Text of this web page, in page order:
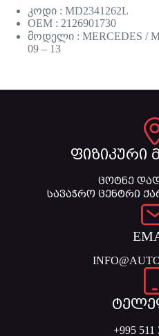
კოდი : MD2341262L
OEM : 2126901730
მოდელი : MERCEDES /
09 – 13
ფიზიკური
ცოტნე
სავაჭრო ცენტრი
+995 511